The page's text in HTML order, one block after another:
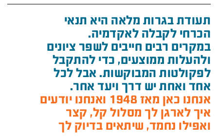
תעודת בגרות מלאה היא תנאי
הכרחי לקבלה לאקדמיה.
במקרים רבים חייבים לשפר ציונים
ולהעלות ממוצעים, כדי להתקבל
לפקולטות המבוקשות. אבל לכל
אחד ואחת יש דרך ויעד אחר.
אנחנו כאן מאז 1948 ואנחנו יודעים
איך לארגן לך מסלול קל, קצר
ואפילו נחמד, שיתאים בדיוק לך